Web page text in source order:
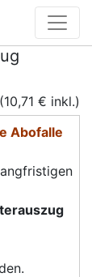
€ inkl.)
Abofalle